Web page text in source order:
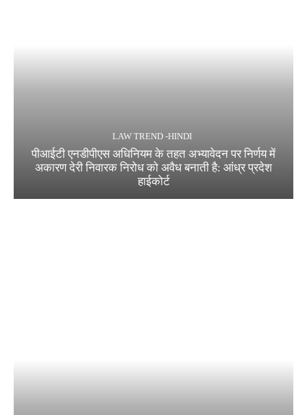
LAW TREND -HINDI
पीआईटी एनडीपीएस अधिनियम के तहत अभ्यावेदन पर निर्णय में
अकारण देरी निवारक निरोध को अवैध बनाती है: आंध्र प्रदेश
हाईकोर्ट